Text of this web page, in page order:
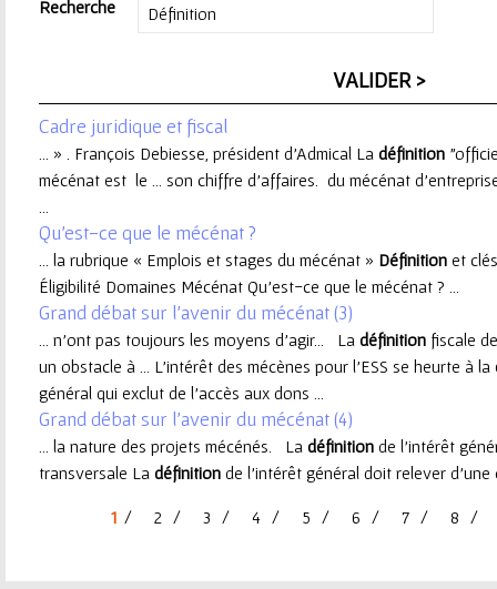
r
r
e
u
r
Recherche
Cadre juridique et fiscal
... » . François Debiesse, président d’Admical La définition
mécénat est le ... son chiffre d'affaires. du mécénat
Qu'est-ce que le mécénat ?
... la rubrique « Emplois et stages du mécénat » Définition et
Éligibilité Domaines Mécénat Qu'est-ce que le mécénat ? ...
Grand débat sur l'avenir du mécénat (3)
... n’ont pas toujours les moyens d’agir… La définition fiscale
un obstacle à ... L’intérêt des mécènes pour l’ESS se heurte à la
général qui exclut de l’accès aux dons ...
Grand débat sur l'avenir du mécénat (4)
... la nature des projets mécénés. La définition de l’intérêt
transversale La définition de l’intérêt général doit relever d’une
1 2 3 4 5 6 7 8